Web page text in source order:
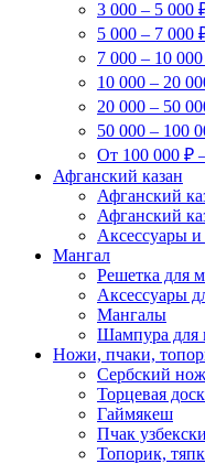
3 000 – 5 000
5 000 – 7 000
7 000 – 10
10 000 – 20
20 000 – 50
50 000 – 100
От 100 000 ₽
Афганский казан
Афганский
Афганский
Аксессуары
Мангал
Решетка для
Аксессуары
Мангалы
Шампура для
Ножи, пчаки,
Сербский нож
Торцевая
Гаймякеш
Пчак
Топорик,